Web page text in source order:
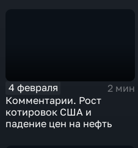
4 февраля
2 мин
Комментарии. Рост
котировок США и
падение цен на нефть